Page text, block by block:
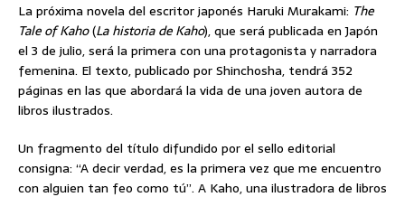
La próxima novela del escritor japonés Haruki Murakami: The
Tale of Kaho(La historia de Kaho), que será publicada en Japón
el 3 de julio, será la primera con una protagonista y narradora
femenina. El texto, publicado por Shinchosha, tendrá 352
páginas en las que abordará la vida de una joven autora de
libros ilustrados.
Un fragmento del título difundido por el sello editorial
consigna: “A decir verdad, es la primera vez que me encuentro
con alguien tan feo como tú”. A Kaho, una ilustradora de libros